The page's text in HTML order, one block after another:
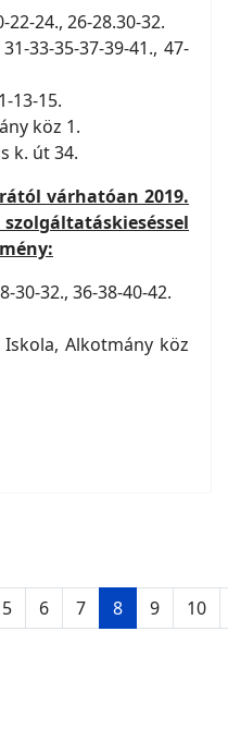
24., 26-28.30-32.
33-35-37-39-41., 47-
13-15.
köz 1.
k. út 34.
várhatóan 2019.
30-32., 36-38-40-42.
Alkotmány köz
5 6 7 8 9 10